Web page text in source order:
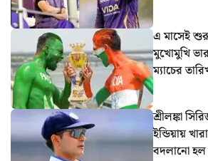
এ মাসেই
মুখোমুখি
ম্যাচের
শ্রীলঙ্কা
ইন্ডিয়ায়
বদলানো